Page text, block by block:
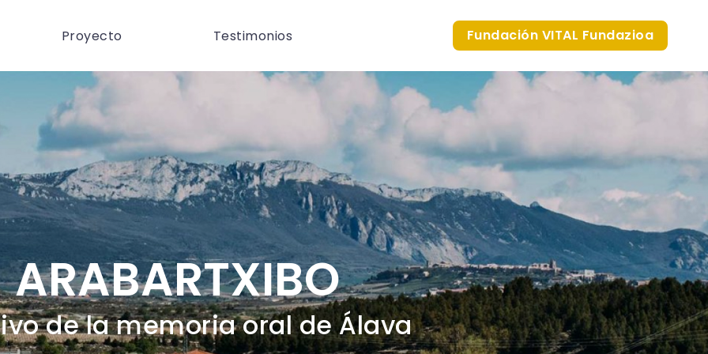
Proyecto Testimonios Fundación VITAL Fundazioa
ARABARTXIBO
de la memoria oral de Álava